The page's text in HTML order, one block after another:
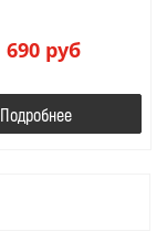
690 руб
Подробнее